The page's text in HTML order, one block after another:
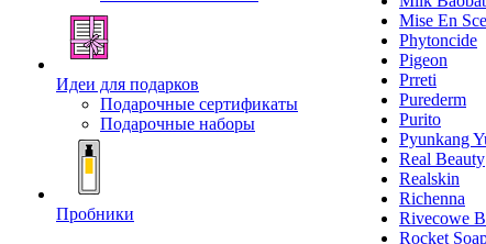
Идеи для подарков
Подарочные сертификаты
Подарочные наборы
Пробники
Mise En
Phytoncide
Pigeon
Prreti
Purederm
Purito
Pyunkang
Real Beauty
Realskin
Richenna
Rivecowe
Rocket